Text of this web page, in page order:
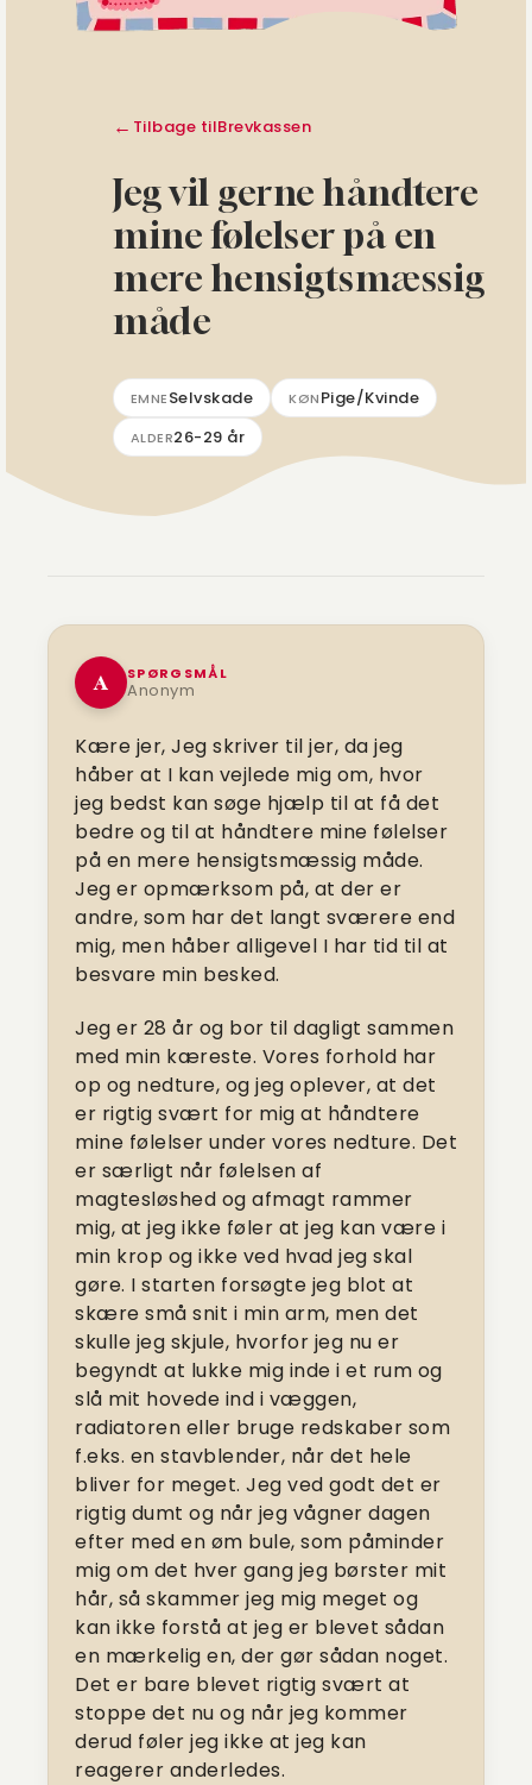
Tilbage tilBrevkassen
Jeg vil gerne håndtere
mine følelser på en
mere hensigtsmæssig
måde
EMNESelvskade KØNPige/Kvinde
ALDER26-29 år
A SPØRGSMÅL
Anonym
Kære jer, Jeg skriver til jer, da jeg
håber at I kan vejlede mig om, hvor
jeg bedst kan søge hjælp til at få det
bedre og til at håndtere mine følelser
på en mere hensigtsmæssig måde.
Jeg er opmærksom på, at der er
andre, som har det langt sværere end
mig, men håber alligevel I har tid til at
besvare min besked.
Jeg er 28 år og bor til dagligt sammen
med min kæreste. Vores forhold har
op og nedture, og jeg oplever, at det
er rigtig svært for mig at håndtere
mine følelser under vores nedture. Det
er særligt når følelsen af
magtesløshed og afmagt rammer
mig, at jeg ikke føler at jeg kan være i
min krop og ikke ved hvad jeg skal
gøre. I starten forsøgte jeg blot at
skære små snit i min arm, men det
skulle jeg skjule, hvorfor jeg nu er
begyndt at lukke mig inde i et rum og
slå mit hovede ind i væggen,
radiatoren eller bruge redskaber som
f.eks. en stavblender, når det hele
bliver for meget. Jeg ved godt det er
rigtig dumt og når jeg vågner dagen
efter med en øm bule, som påminder
mig om det hver gang jeg børster mit
hår, så skammer jeg mig meget og
kan ikke forstå at jeg er blevet sådan
en mærkelig en, der gør sådan noget.
Det er bare blevet rigtig svært at
stoppe det nu og når jeg kommer
derud føler jeg ikke at jeg kan
reagerer anderledes.